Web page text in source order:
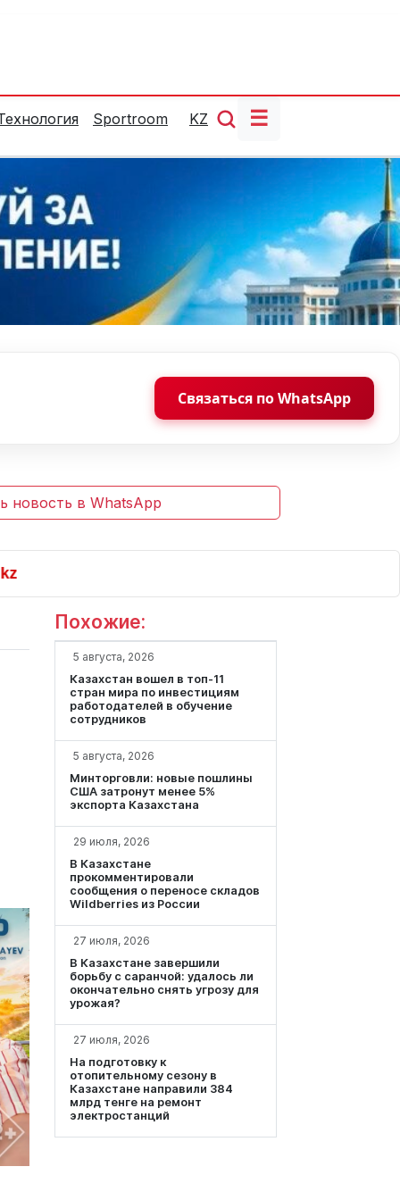
Sportroom KZ ☰
Связаться по WhatsApp
новость в WhatsApp
Похожие:
5 августа, 2026
Казахстан вошел в топ-11
стран мира по инвестициям
работодателей в обучение
сотрудников
5 августа, 2026
Минторговли: новые пошлины
США затронут менее 5%
экспорта Казахстана
29 июля, 2026
В Казахстане
прокомментировали
сообщения о переносе складов
Wildberries из России
27 июля, 2026
В Казахстане завершили
борьбу с саранчой: удалось ли
окончательно снять угрозу для
урожая?
27 июля, 2026
На подготовку к
отопительному сезону в
Казахстане направили 384
млрд тенге на ремонт
электростанций